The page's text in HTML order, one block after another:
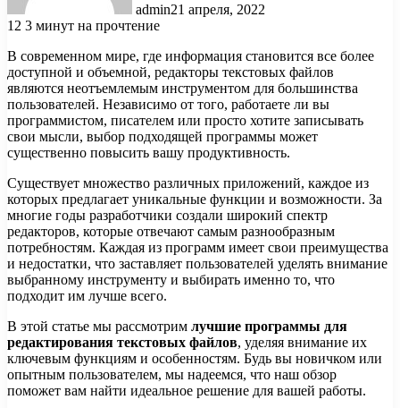
admin21 апреля, 2022
12 3 минут на прочтение
В современном мире, где информация становится все более
доступной и объемной, редакторы текстовых файлов
являются неотъемлемым инструментом для большинства
пользователей. Независимо от того, работаете ли вы
программистом, писателем или просто хотите записывать
свои мысли, выбор подходящей программы может
существенно повысить вашу продуктивность.
Существует множество различных приложений, каждое из
которых предлагает уникальные функции и возможности. За
многие годы разработчики создали широкий спектр
редакторов, которые отвечают самым разнообразным
потребностям. Каждая из программ имеет свои преимущества
и недостатки, что заставляет пользователей уделять внимание
выбранному инструменту и выбирать именно то, что
подходит им лучше всего.
В этой статье мы рассмотрим лучшие программы для
редактирования текстовых файлов, уделяя внимание их
ключевым функциям и особенностям. Будь вы новичком или
опытным пользователем, мы надеемся, что наш обзор
поможет вам найти идеальное решение для вашей работы.